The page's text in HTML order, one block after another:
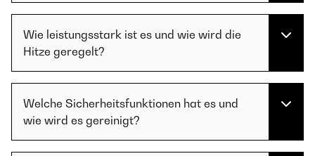
Wie leistungsstark ist es und wie wird die
Hitze geregelt?
Welche Sicherheitsfunktionen hat es und
wie wird es gereinigt?